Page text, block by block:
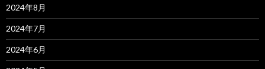
2024年8月
2024年7月
2024年6月